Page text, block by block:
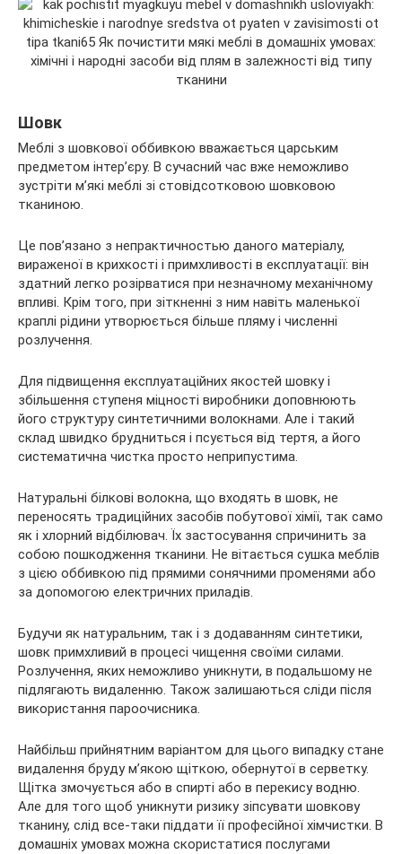
Шовк
Меблі з шовкової оббивкою вважається царським
предметом інтер’єру. В сучасний час вже неможливо
зустріти м’які меблі зі стовідсотковою шовковою
тканиною.
Це пов’язано з непрактичностью даного матеріалу,
вираженої в крихкості і примхливості в експлуатації: він
здатний легко розірватися при незначному механічному
впливі. Крім того, при зіткненні з ним навіть маленької
краплі рідини утворюється більше пляму і численні
розлучення.
Для підвищення експлуатаційних якостей шовку і
збільшення ступеня міцності виробники доповнюють
його структуру синтетичними волокнами. Але і такий
склад швидко брудниться і псується від тертя, а його
систематична чистка просто неприпустима.
Натуральні білкові волокна, що входять в шовк, не
переносять традиційних засобів побутової хімії, так само
як і хлорний відбілювач. Їх застосування спричинить за
собою пошкодження тканини. Не вітається сушка меблів
з цією оббивкою під прямими сонячними променями або
за допомогою електричних приладів.
Будучи як натуральним, так і з додаванням синтетики,
шовк примхливий в процесі чищення своїми силами.
Розлучення, яких неможливо уникнути, в подальшому не
підлягають видаленню. Також залишаються сліди після
використання пароочисника.
Найбільш прийнятним варіантом для цього випадку стане
видалення бруду м’якою щіткою, обернутої в серветку.
Щітка змочується або в спирті або в перекису водню.
Але для того щоб уникнути ризику зіпсувати шовкову
тканину, слід все-таки піддати її професійної хімчистки. В
домашніх умовах можна скористатися послугами